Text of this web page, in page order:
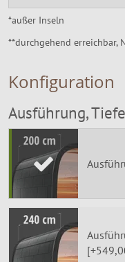
*außer Inseln
**durchgehend erreichbar,
Konfiguration
Ausführung,